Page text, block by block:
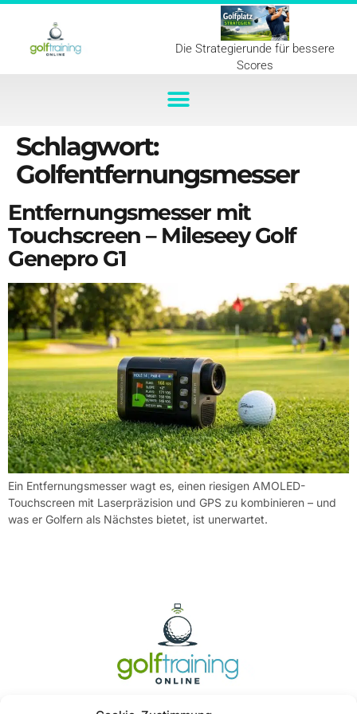
Die Strategierunde für bessere
Scores
Schlagwort:
Golfentfernungsmesser
Entfernungsmesser mit
Touchscreen – Mileseey Golf
Genepro G1
Ein Entfernungsmesser wagt es, einen riesigen AMOLED-
Touchscreen mit Laserpräzision und GPS zu kombinieren – und
was er Golfern als Nächstes bietet, ist unerwartet.